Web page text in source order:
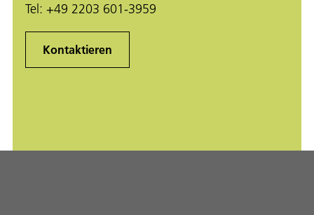
Tel: +49 2203 601-3959
Kontaktieren